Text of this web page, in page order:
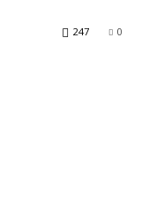
0
247